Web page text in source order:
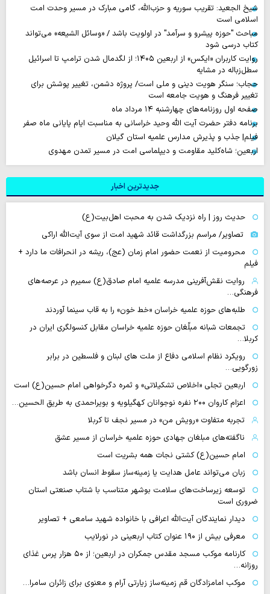
شیخ الجعید: تقریب سوریه و حزب‌الله، گامی مبارک در مسیر وحدت امت
اسلامی است
مباحث "حوزه پیشرو و سرآمد" در اولویت باشد / «وسائل الشیعه» می‌تواند
کتاب درسی شود
روایت‌ کاربران «ایکس» از اربعین ۱۴۰۵؛ از لگدمال شدن ترامپ تا اسرائیل
سطل‌زباله‌ در مشایه
حجاب؛ سنگر هویت دینی و ملی است/ پروژه دشمن، تغییر پوشش برای
تغییر فرهنگ و هویت جامعه است
صفحه اول روزنامه‌های چهارشنبه ۱۴ مرداد ماه
برنامه دفتر حضرت آیت الله وحید خراسانی به مناسبت ایام پایانی ماه صفر
فیلم| جذب و پذیرش مدارس علمیه استان گیلان
اربعین؛ شاه‌کلید مقاومت و دیپلماسی امت در مسیر تمدن مهدوی
جدیدترین اخبار
حدیث روز | راه نزدیک شدن به محبت اهل‌بیت(ع)
تصاویر/ مراسم بزرگداشت قائد شهید امت از سوی آیت‌الله اراکی
محرومیت از نعمت حضور امام زمان (عج)، ریشه در انحرافات ما دارد +
فیلم
روایت نقش‌آفرینی مدرسه علمیه امام صادق(ع) سمیرم در عرصه‌های
فرهنگی…
طلبه‌های حوزه علمیه خراسان «خط خون» را به قاب سینما آوردند
تجمعات شبانه مبلّغان حوزه علمیه خراسان مقابل کنسولگری ایران در
کربلا…
رویکرد نظام اسلامی دفاع از ملت های لبنان و فلسطین در برابر
زورگویی…
اربعین تجلی «اخلاص تشکیلاتی» و ثمره دگرخواهی امام حسین(ع) است
اعزام کاروان ۲۰۰ نفره نوجوانان کهگیلویه و بویراحمدی به طریق الحسین…
تجربه متفاوت «رویش من» در مسیر نجف تا کربلا
ناگفته‌های مبلغان جهادی حوزه علمیه خراسان از مسیر عشق
امام حسین(ع) کشتی نجات همه بشریت است
زبان می‌تواند عامل هدایت یا زمینه‌ساز سقوط انسان باشد
توسعه زیرساخت‌های سلامت بوشهر متناسب با شتاب صنعتی استان
ضروری است
دیدار نمایندگان آیت‌الله اعرافی با خانواده شهید سامعی + تصاویر
معرفی بیش از ۱۹۰ عنوان کتاب اربعینی در نورلایب
کارنامه موکب مسجد مقدس جمکران در اربعین؛ از ۵۰ هزار پرس غذای
روزانه…
موکب امامزادگان قم زمینه‌ساز زیارتی آرام و معنوی برای زائران سامرا…